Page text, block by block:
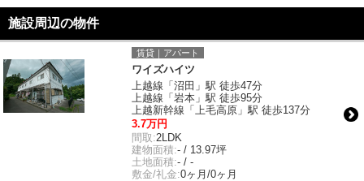
施設周辺の物件
賃貸｜アパート
ワイズハイツ
上越線「沼田」駅 徒歩47分
上越線「岩本」駅 徒歩95分
上越新幹線「上毛高原」駅 徒歩137分
3.7万円
間取:2LDK
建物面積:- / 13.97坪
土地面積:- / -
敷金/礼金:0ヶ月/0ヶ月